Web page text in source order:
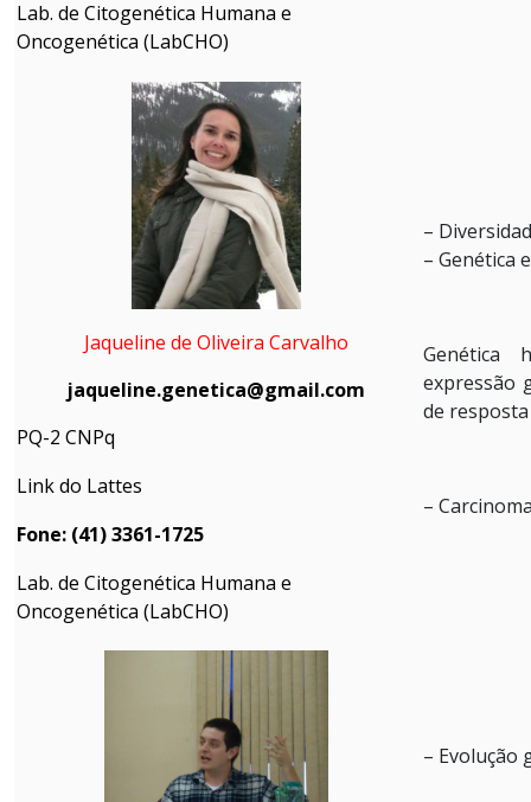
Lab. de Citogenética Humana e
Oncogenética (LabCHO)
Jaqueline de Oliveira Carvalho
jaqueline.genetica@gmail.com
PQ-2 CNPq
Link do Lattes
Fone: (41) 3361-1725
Lab. de Citogenética Humana e
Oncogenética (LabCHO)
–
– Genética
Genética
expressão
de
–
– Evolução